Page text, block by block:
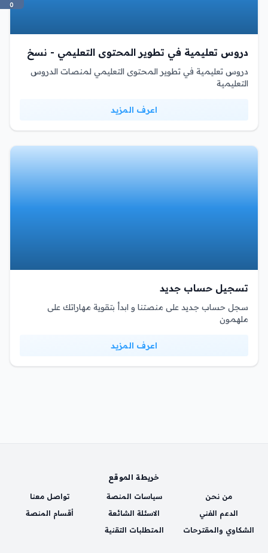
دروس تعليمية في تطوير المحتوى التعليمي - نسخ
دروس تعليمية في تطوير المحتوى التعليمي لمنصات الدروس
التعليمية
اعرف المزيد
تسجيل حساب جديد
سجل حساب جديد على منصتنا و ابدأ بتقوية مهاراتك على
ملهمون
اعرف المزيد
خريطة الموقع
من نحن سياسات المنصة
تواصل معنا
الدعم الفني
الاسئلة الشائعة
أقسام المنصة
الشكاوي والمقترحات
المتطلبات التقنية
0